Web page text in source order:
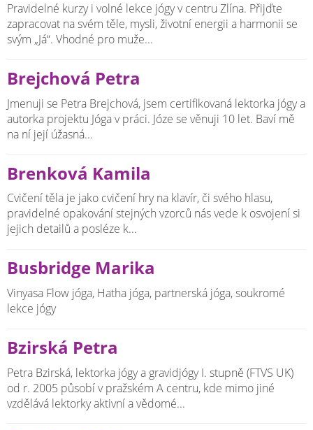
Pravidelné kurzy i volné lekce jógy v centru Zlína. Přijďte
zapracovat na svém těle, mysli, životní energii a harmonii se
svým „Já“. Vhodné pro muže...
Brejchová Petra
Jmenuji se Petra Brejchová, jsem certifikovaná lektorka jógy a
autorka projektu Jóga v práci. Józe se věnuji 10 let. Baví mě
na ní její úžasná...
Brenková Kamila
Cvičení těla je jako cvičení hry na klavír, či svého hlasu,
pravidelné opakování stejných vzorců nás vede k osvojení si
jejich detailů a posléze k...
Busbridge Marika
Vinyasa Flow jóga, Hatha jóga, partnerská jóga, soukromé
lekce jógy
Bzirská Petra
Petra Bzirská, lektorka jógy a gravidjógy I. stupně (FTVS UK)
od r. 2005 působí v pražském A centru, kde mimo jiné
vzdělává lektorky aktivní a vědomé...